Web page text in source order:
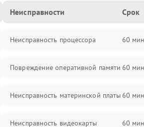
Неисправности Срок
Неисправность процессора 60 мин
Повреждение оперативной памяти 60 мин
Неисправность материнской платы 60 мин
Неисправность видеокарты 60 мин